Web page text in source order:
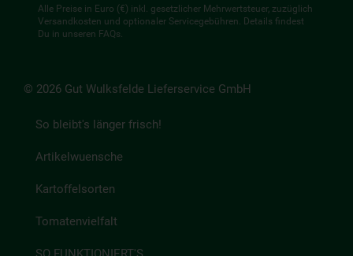
Alle Preise in Euro (€) inkl. gesetzlicher Mehrwertsteuer, zuzüglich
Versandkosten und optionaler Servicegebühren. Details findest
Du in unseren FAQs.
© 2026 Gut Wulksfelde Lieferservice GmbH
So bleibt's länger frisch!
Artikelwuensche
Kartoffelsorten
Tomatenvielfalt